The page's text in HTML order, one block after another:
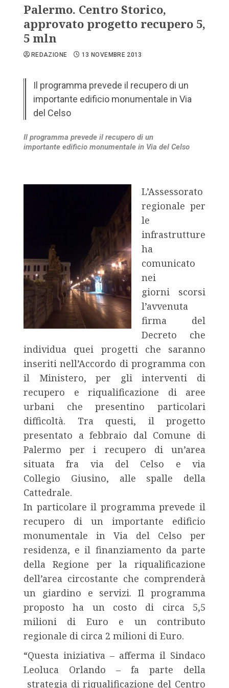
Palermo. Centro Storico,
approvato progetto recupero 5,
5 mln
REDAZIONE 13 NOVEMBRE 2013
Il programma prevede il recupero di un
importante edificio monumentale in Via
del Celso
Il programma prevede il recupero di un
importante edificio monumentale in Via del Celso
L’Assessorato
regionale per
le
infrastrutture
ha
comunicato
nei
giorni scorsi
l’avvenuta
firma del
Decreto che
individua quei progetti che saranno
inseriti nell’Accordo di programma con
il Ministero, per gli interventi di
recupero e riqualificazione di aree
urbani che presentino particolari
difficoltà. Tra questi, il progetto
presentato a febbraio dal Comune di
Palermo per i recupero di un’area
situata fra via del Celso e via
Collegio Giusino, alle spalle della
Cattedrale.
In particolare il programma prevede il
recupero di un importante edificio
monumentale in Via del Celso per
residenza, e il finanziamento da parte
della Regione per la riqualificazione
dell’area circostante che comprenderà
un giardino e servizi. Il programma
proposto ha un costo di circa 5,5
milioni di Euro e un contributo
regionale di circa 2 milioni di Euro.
“Questa iniziativa – afferma il Sindaco
Leoluca Orlando – fa parte della
strategia di riqualificazione del Centro